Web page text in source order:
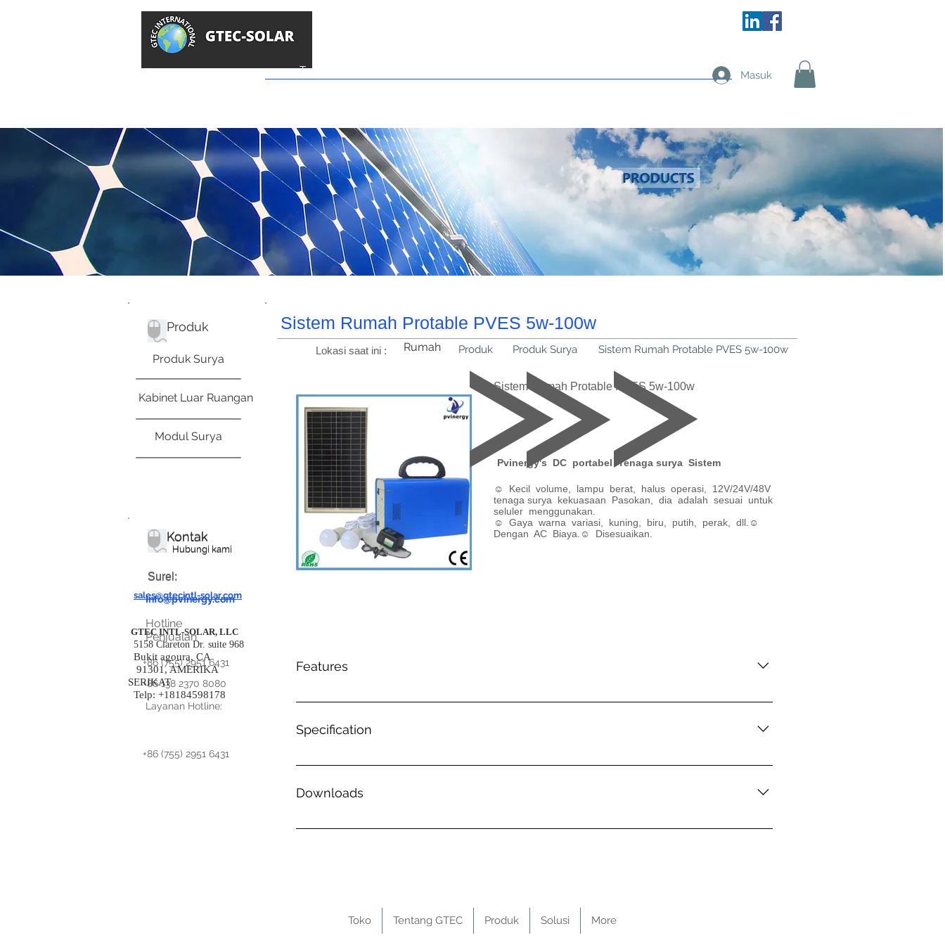
GTEC -
Surya
Toko Masuk
Produk
Produk Surya
Kabinet Luar Ruangan
Modul Surya
Kontak
Hubungi kami
Surel:
Info@pvinergy.com
Hotline
Penjualan
+86 (755) 2951 6431
+86 138 2370 8080
Layanan Hotline:
+86 (755) 2951 6431
Kontak
Hubungi kami
Surel:
sales@gtecintl-solar.com
GTEC INTL-SOLAR, LLC
5158 Clareton Dr. suite 968
Bukit agoura, CA
91301, AMERIKA
SERIKAT
Telp: +18184598178
Sistem Rumah Protable PVES 5w-100w
Sistem Rumah Protable PVES 5w-100w
Sistem Rumah Protable PVES 5w-100w
Pvinergy's DC portabel Tenaga surya Sistem
☺ Kecil volume, lampu berat, halus operasi, 12V/24V/48V
tenaga surya kekuasaan Pasokan, dia adalah sesuai untuk
seluler menggunakan.
☺ Gaya warna variasi, kuning, biru, putih, perak, dll.☺
Dengan AC Biaya.☺ Disesuaikan.
Features
.
Specification
.
Downloads
PVES 5w-100w Protable Home System
Lokasi saat ini : Rumah Produk Produk Surya
Toko Tentang GTEC Produk Solusi More